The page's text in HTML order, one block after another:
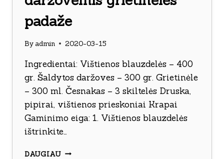
padaže
By admin 2020-03-15
Ingredientai: Vištienos blauzdelės – 400
gr. Šaldytos daržoves – 300 gr. Grietinėle
– 300 ml. Česnakas – 3 skiltelės Druska,
pipirai, vištienos prieskoniai Krapai
Gaminimo eiga: 1. Vištienos blauzdelės
ištrinkite…
DAUGIAUVIŠTIENOS